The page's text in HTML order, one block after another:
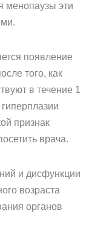
менопаузы эти
появление
того, как
в течение 1
признак
врача.
и дисфункции
возраста
органов